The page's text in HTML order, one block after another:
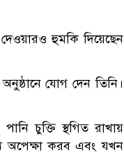
হুমকি দিয়েছেন
যোগ দেন তিনি।
চুক্তি স্থগিত রাখায়
অপেক্ষা করব এবং যখন